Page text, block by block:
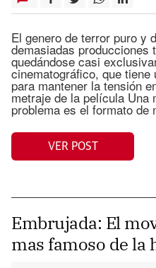
El genero de terror puro y
demasiadas producciones
quedándose casi
cinematográfico, que
para mantener la tensión
metraje de la película Una
problema es el formato
VER POST
Embrujada: El
mas famoso de la